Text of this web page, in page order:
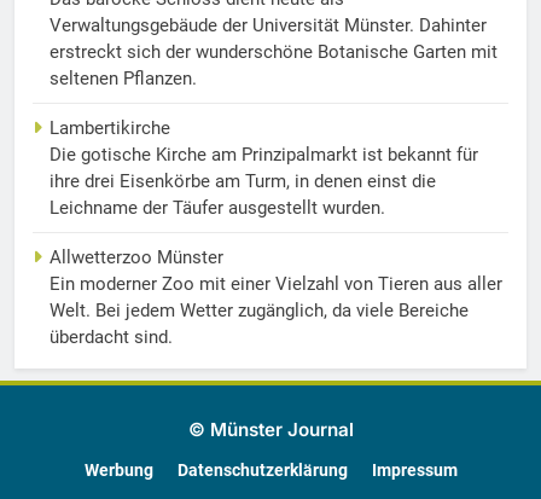
Verwaltungsgebäude der Universität Münster. Dahinter
erstreckt sich der wunderschöne Botanische Garten mit
seltenen Pflanzen.
Lambertikirche
Die gotische Kirche am Prinzipalmarkt ist bekannt für
ihre drei Eisenkörbe am Turm, in denen einst die
Leichname der Täufer ausgestellt wurden.
Allwetterzoo Münster
Ein moderner Zoo mit einer Vielzahl von Tieren aus aller
Welt. Bei jedem Wetter zugänglich, da viele Bereiche
überdacht sind.
© Münster Journal
Werbung Datenschutzerklärung Impressum